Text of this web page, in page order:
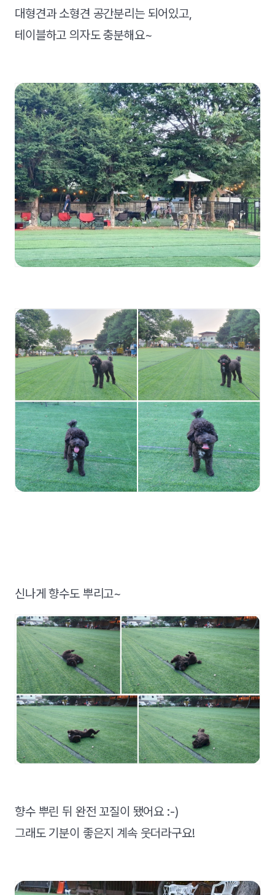
대형견과 소형견 공간분리는 되어있고,
테이블하고 의자도 충분해요~
신나게 향수도 뿌리고~
​향수 뿌린 뒤 완전 꼬질이 됐어요 :-)
그래도 기분이 좋은지 계속 웃더라구요!